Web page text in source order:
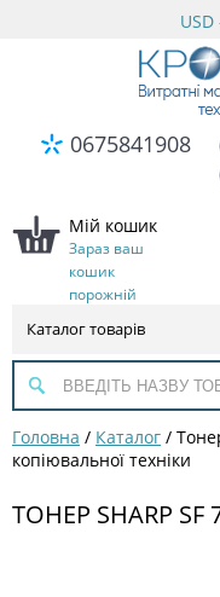
0675841908
Мій кошик
Зараз ваш
кошик
порожній
Каталог товарів
Головна / Каталог /
копіювальної техніки
ТОНЕР SHARP SF